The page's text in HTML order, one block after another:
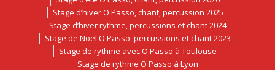
Stage d’hiver O Passo, chant, percussion 2025
Stage d’hiver rythme, percussions et chant 2024
Stage de Noël O Passo, percussions et chant 2023
Stage de rythme avec O Passo à Toulouse
Stage de rythme O Passo à Lyon